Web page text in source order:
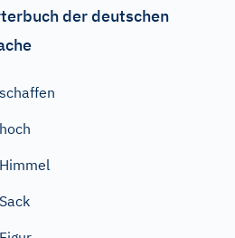
der deutschen
schaffen
hoch
Himmel
Sack